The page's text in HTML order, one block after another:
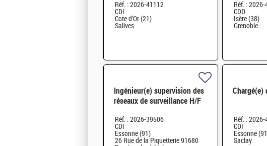
Réf. : 2026-41112
CDI
Cote d'Or (21)
Salives
Réf. : 2026-
CDD
Isère (38)
Grenoble
Ingénieur(e) supervision des
réseaux de surveillance H/F
Réf. : 2026-39506
CDI
Essonne (91)
26 Rue de la Piquetterie 91680
Chargé(e)
Réf. :
CDI
Essonne
Saclay